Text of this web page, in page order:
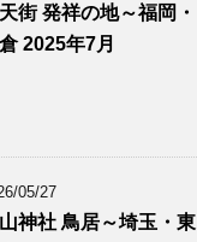
街 発祥の地～福岡・
2025年7月
05/27
神社 鳥居～埼玉・東